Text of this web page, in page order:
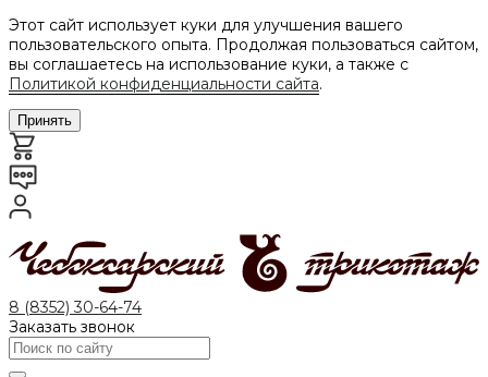
Этот сайт использует куки для улучшения вашего
пользовательского опыта. Продолжая пользоваться сайтом,
вы соглашаетесь на использование куки, а также с
Политикой конфиденциальности сайта.
Принять
8 (8352) 30-64-74
Заказать звонок